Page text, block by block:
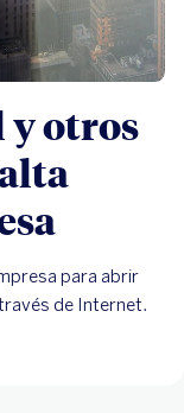
otros
para abrir
de Internet.